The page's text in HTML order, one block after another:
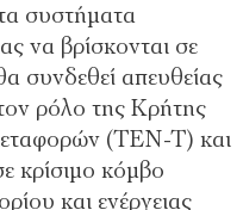
τα συστήματα
να βρίσκονται σε
συνδεθεί απευθείας
ρόλο της Κρήτης
(TEN-T) και
κρίσιμο κόμβο
και ενέργειας